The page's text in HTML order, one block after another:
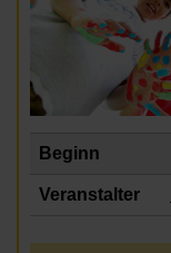
Beginn
Veranstalter